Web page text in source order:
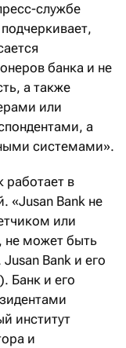
службе
банка и не
а также
или
а
системами».
работает в
«Jusan Bank не
или
не может быть
Bank и его
Банк и его
институт
и